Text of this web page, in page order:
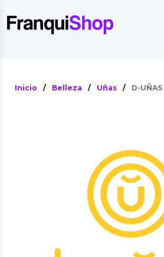
Inicio / Belleza / Uñas / D-UÑAS